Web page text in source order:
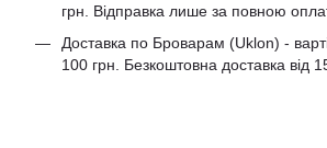
грн. Відправка лише за повною
Доставка по Броварам (Uklon) -
100 грн. Безкоштовна доставка від